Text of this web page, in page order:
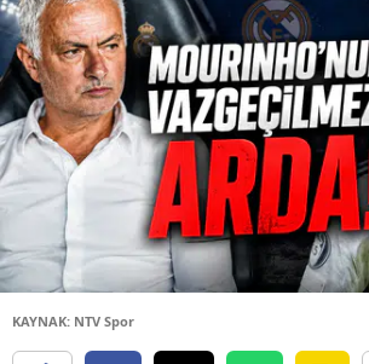
KAYNAK: NTV Spor